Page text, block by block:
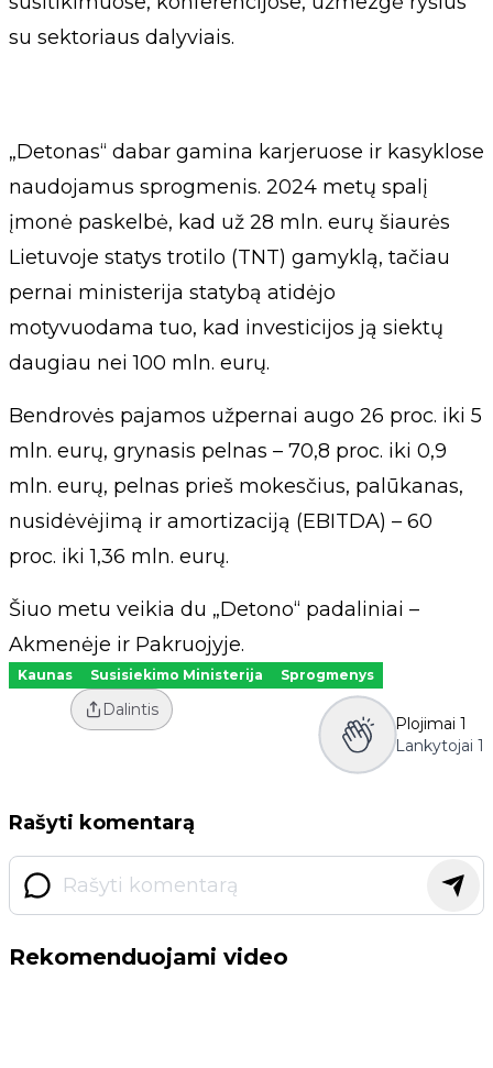
su sektoriaus dalyviais.
„Detonas“ dabar gamina karjeruose ir kasyklose
naudojamus sprogmenis. 2024 metų spalį
įmonė paskelbė, kad už 28 mln. eurų šiaurės
Lietuvoje statys trotilo (TNT) gamyklą, tačiau
pernai ministerija statybą atidėjo
motyvuodama tuo, kad investicijos ją siektų
daugiau nei 100 mln. eurų.
Bendrovės pajamos užpernai augo 26 proc. iki 5
mln. eurų, grynasis pelnas – 70,8 proc. iki 0,9
mln. eurų, pelnas prieš mokesčius, palūkanas,
nusidėvėjimą ir amortizaciją (EBITDA) – 60
proc. iki 1,36 mln. eurų.
Šiuo metu veikia du „Detono“ padaliniai –
Akmenėje ir Pakruojyje.
Kaunas Susisiekimo Ministerija Sprogmenys
Dalintis
Plojimai 1
Lankytojai 1
Rašyti komentarą
Rekomenduojami video